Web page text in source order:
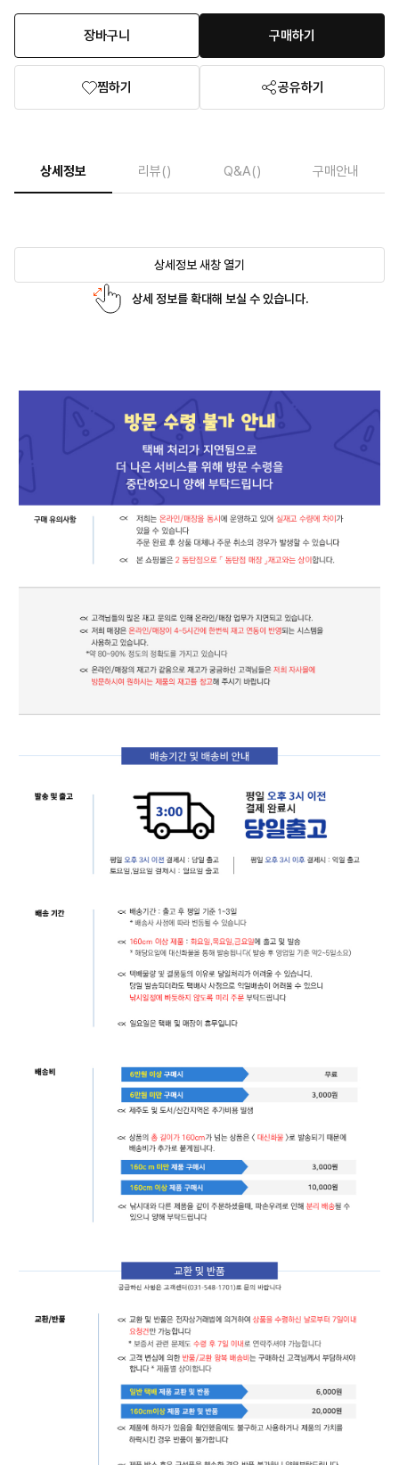
장바구니 구매하기
찜하기 공유하기
상세정보 리뷰() Q&A() 구매안내
상세정보 새창 열기
상세 정보를 확대해 보실 수 있습니다.